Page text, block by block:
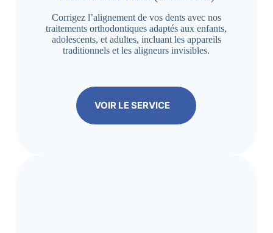
Corrigez l’alignement de vos dents avec nos
traitements orthodontiques adaptés aux enfants,
adolescents, et adultes, incluant les appareils
traditionnels et les aligneurs invisibles.
VOIR LE SERVICE